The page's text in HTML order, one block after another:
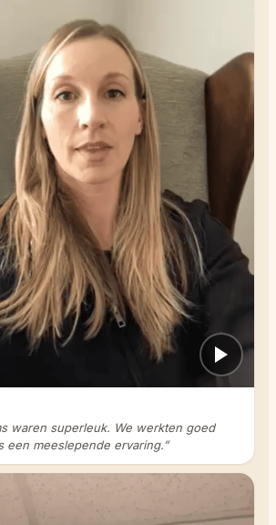
waren superleuk. We werkten goed
een meeslepende ervaring.”